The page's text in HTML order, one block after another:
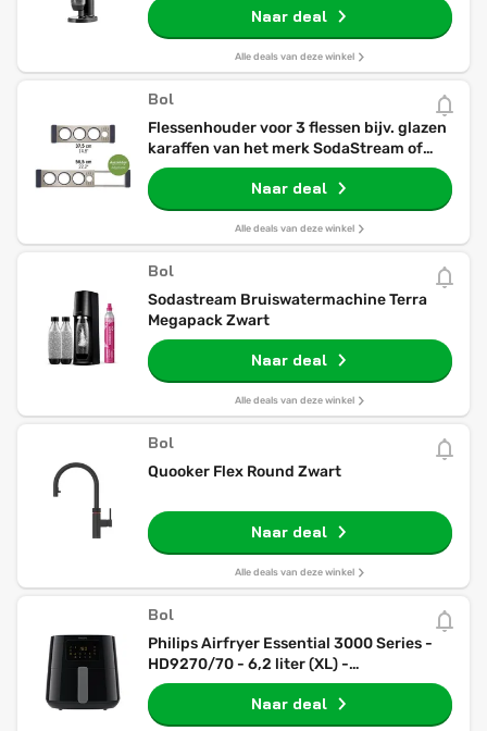
Naar deal
Alle deals van deze winkel
Bol
Flessenhouder voor 3 flessen bijv. glazen
karaffen van het merk SodaStream of
thermobeker. Flessenafdruiprek boven
de gootsteen. Roestvrij staal,
beschermende ringen siliconen
Naar deal
Alle deals van deze winkel
Bol
Sodastream Bruiswatermachine Terra
Megapack Zwart
Naar deal
Alle deals van deze winkel
Bol
Quooker Flex Round Zwart
Naar deal
Alle deals van deze winkel
Bol
Philips Airfryer Essential 3000 Series -
HD9270/70 - 6,2 liter (XL) -
Heteluchtfriteuse - 7 snelkeuze
programma's - 90% minder vet
Naar deal